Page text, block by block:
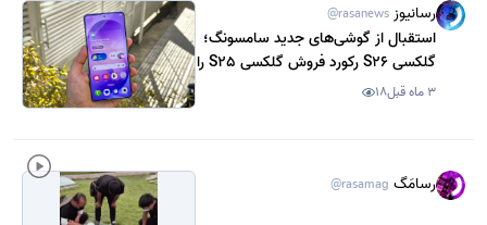
رسانیوز @rasanews
استقبال از گوشی‌های جدید سامسونگ؛
گلکسی S26 رکورد فروش گلکسی S25 را
شکست
3 ماه قبل 18
رسامَگ @rasamag